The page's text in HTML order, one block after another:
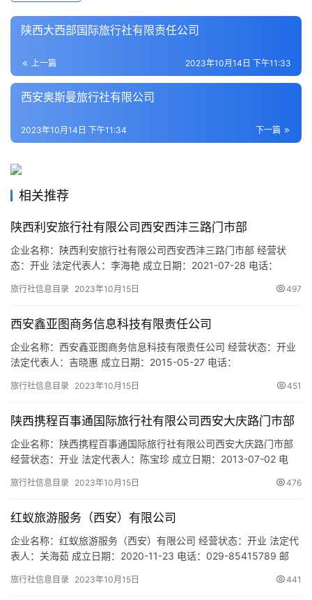
生
旅
游
市
陕西大西部国际旅行社有限责任公司
上一篇 2023年10月14日 下午11:33
西安奥斯曼旅行社有限公司
下一篇
2023年10月14日 下午11:34
相关推荐
陕西利安旅行社有限公司西安西沣三路门市部
企业名称：陕西利安旅行社有限公司西安西沣三路门市部 经营状
态：开业 法定代表人：李海艳 成立日期：2021-07-28 电话：
91610135MAB0YAPC78 注册地址：陕西省西安市雁塔区西沣三路
行社服务…
旅行社信息目录 2023年10月15日 497
西安鑫亚图商务信息科技有限责任公司
企业名称：西安鑫亚图商务信息科技有限责任公司 经营状态：开业
法定代表人：吉晓惠 成立日期：2015-05-27 电话：
916101133338192923 注册地址：陕西省西安市雁塔区南二环西
集成服务；智能机器人的研发；数字文化创意软件…
旅行社信息目录 2023年10月15日 451
陕西携程百事通国际旅行社有限公司西安大庆路门市部
企业名称：陕西携程百事通国际旅行社有限公司西安大庆路门市部
经营状态：开业 法定代表人：陈宝珍 成立日期：2013-07-02 电
码：91610135MA6TY8PR1Q 注册地址：西安市莲湖区大庆路635
经批准的…
旅行社信息目录 2023年10月15日 476
红蚁旅游服务（西安）有限公司
企业名称：红蚁旅游服务（西安）有限公司 经营状态：开业 法定代
表人：关海茹 成立日期：2020-11-23 电话：029-85415789 邮
西省西安市碑林区南关正街88号长安国际E座3A09 网址：- 经营范
旅行社信息目录 2023年10月15日 441